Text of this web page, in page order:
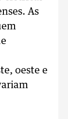
As
oeste e